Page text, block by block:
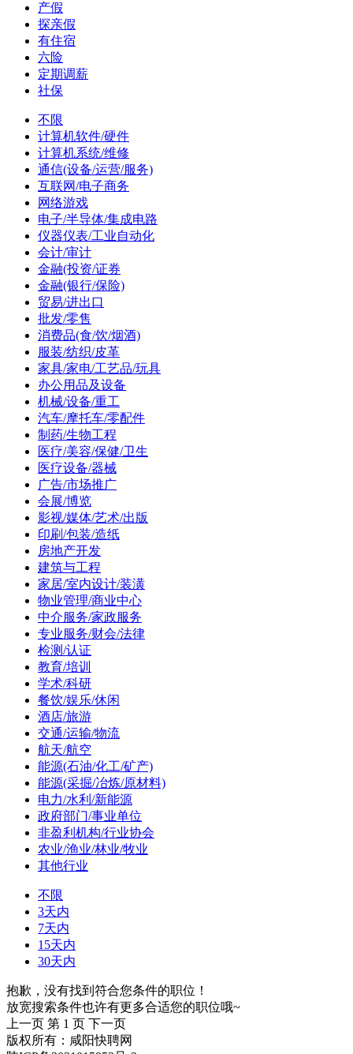
产假
探亲假
有住宿
六险
定期调薪
社保
不限
计算机软件/硬件
计算机系统/维修
通信(设备/运营/服务)
互联网/电子商务
网络游戏
电子/半导体/集成电路
仪器仪表/工业自动化
会计/审计
金融(投资/证券
金融(银行/保险)
贸易/进出口
批发/零售
消费品(食/饮/烟酒)
服装/纺织/皮革
家具/家电/工艺品/玩具
办公用品及设备
机械/设备/重工
汽车/摩托车/零配件
制药/生物工程
医疗/美容/保健/卫生
医疗设备/器械
广告/市场推广
会展/博览
影视/媒体/艺术/出版
印刷/包装/造纸
房地产开发
建筑与工程
家居/室内设计/装潢
物业管理/商业中心
中介服务/家政服务
专业服务/财会/法律
检测/认证
教育/培训
学术/科研
餐饮/娱乐/休闲
酒店/旅游
交通/运输/物流
航天/航空
能源(石油/化工/矿产)
能源(采掘/冶炼/原材料)
电力/水利/新能源
政府部门/事业单位
非盈利机构/行业协会
农业/渔业/林业/牧业
其他行业
不限
3天内
7天内
15天内
30天内
抱歉，没有找到符合您条件的职位！
放宽搜索条件也许有更多合适您的职位哦~
上一页 第 1 页 下一页
版权所有：咸阳快聘网